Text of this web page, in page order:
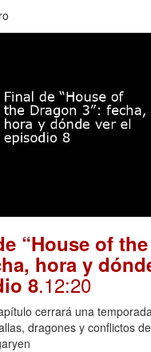
“House of
hora y
8.12:20
cerrará una
dragones y conflictos